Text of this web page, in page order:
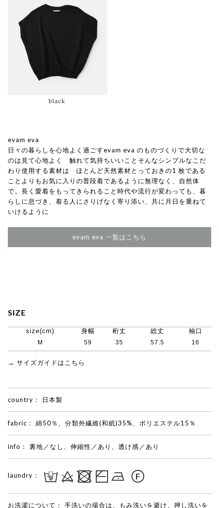
evam eva
日々の暮らしを心地よく過ごすevam eva のものづくりで大切な
のは見て心地よく 触れて気持ちいいことそんなシンプルなこだ
わり使用する素材は ほとんど天然素材とっておきの1 枚である
ことよりもお気に入りの普段着であるように無理なく、自然体
で。長く愛着をもってきられること時代や流行が変わっても、暮
らしに息づき、着る人にさりげなく寄り添い、共に月日を重ねて
いけるように
evam eva 一覧はこちら
SIZE
size(cm) 身幅 桁丈 総丈 袖口
M 59 35 57.5 16
→ サイズガイドはこちら
country： 日本製
fabric： 綿50％、分類外繊維(和紙)35%、ポリエステル15％
info： 裏地／なし、伸縮性／あり、透け感／あり
laundry：
お洗濯について：
手洗いの場合は、もみ洗いを避け、押し洗いを